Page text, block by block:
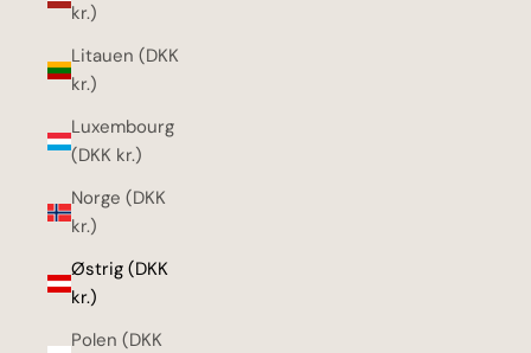
kr.)
Litauen (DKK
kr.)
Luxembourg
(DKK kr.)
Norge (DKK
kr.)
Østrig (DKK
kr.)
Polen (DKK